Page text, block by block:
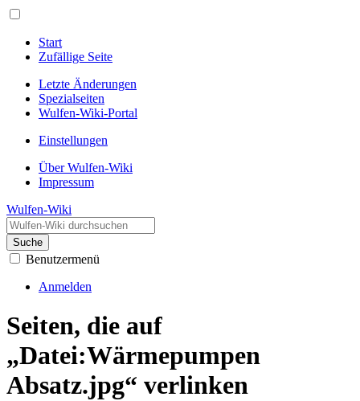
Start
Zufällige Seite
Letzte Änderungen
Spezialseiten
Wulfen-Wiki-Portal
Einstellungen
Über Wulfen-Wiki
Impressum
Wulfen-Wiki
Suche
Benutzermenü
Anmelden
Seiten, die auf
„Datei:Wärmepumpen
Absatz.jpg“ verlinken